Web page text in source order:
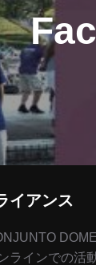
イアンス
ラインでの活